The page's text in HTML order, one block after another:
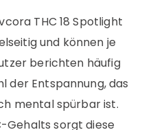
THC 18 Spotlight
und können je
berichten häufig
der Entspannung, das
mental spürbar ist.
Gehalts sorgt diese